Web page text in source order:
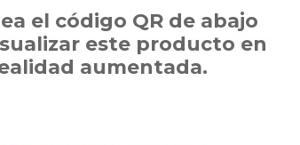
el código QR de abajo
este producto en
aumentada.